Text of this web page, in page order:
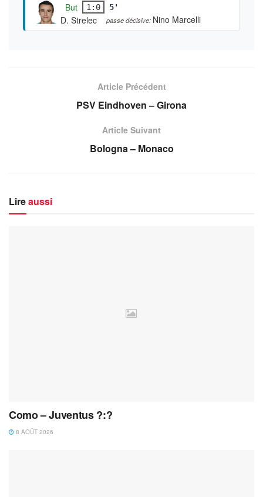
But 1:0 5'
D. Strelec passe décisive: Nino Marcelli
Article Précédent
PSV Eindhoven – Girona
Article Suivant
Bologna – Monaco
Lireaussi
Como – Juventus ?:?
8 AOÛT 2026